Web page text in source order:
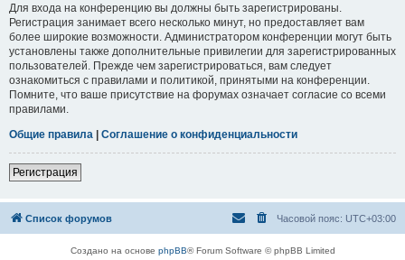
Для входа на конференцию вы должны быть зарегистрированы.
Регистрация занимает всего несколько минут, но предоставляет вам
более широкие возможности. Администратором конференции могут быть
установлены также дополнительные привилегии для зарегистрированных
пользователей. Прежде чем зарегистрироваться, вам следует
ознакомиться с правилами и политикой, принятыми на конференции.
Помните, что ваше присутствие на форумах означает согласие со всеми
правилами.
Общие правила | Соглашение о конфиденциальности
Регистрация
Список форумов Часовой пояс: UTC+03:00
Создано на основе phpBB® Forum Software © phpBB Limited